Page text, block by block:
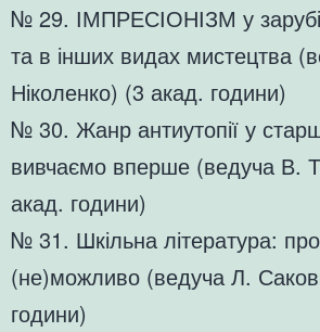
№ 29. ІМПРЕСІОНІЗМ у
та в інших видах мистецтва
Ніколенко) (3 акад. години)
№ 30. Жанр антиутопії у
вивчаємо вперше (ведуча В.
акад. години)
№ 31. Шкільна література:
(не)можливо (ведуча Л.
години)